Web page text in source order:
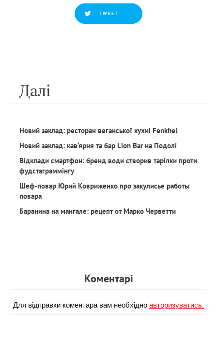
TWEET
Далi
Новий заклад: ресторан веганської кухні Fenkhel
Новий заклад: кав‘ярня та бар Lion Bar на Подолі
Відклади смартфон: бренд води створив тарілки проти
фудстаграммінгу
Шеф-повар Юрий Ковриженко про закулисье работы
повара
Баранина на мангале: рецепт от Марко Черветти
Коментарi
Для вiдправки коментара вам необхiдноавторизуватись.